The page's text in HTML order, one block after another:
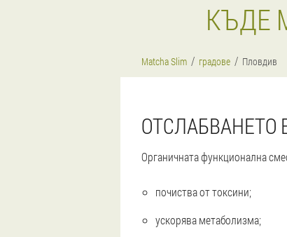
КЪДЕ
Matcha Slim градове Пловдив
ОТСЛАБВАНЕТО
Органичната функционална
почиства от токсини;
ускорява метаболизма;